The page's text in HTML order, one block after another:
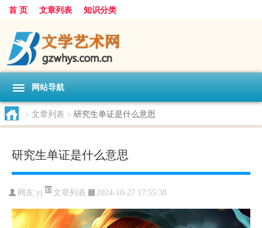
首 页 文章列表 知识分类
网站导航
> 文章列表 > 研究生单证是什么意思
研究生单证是什么意思
网友:yj 文章列表 2024-10-27 17:55:38